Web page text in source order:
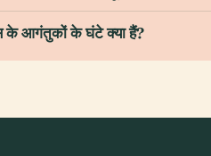
के आगंतुकों के घंटे क्या हैं?